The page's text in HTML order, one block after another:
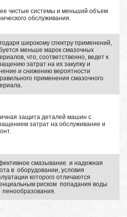
чистые системы и меньший объем
обслуживания.
широкому спектру применений,
меньше марок смазочных
что, соответственно, ведет к
затрат на их закупку и
и снижению вероятности
применения смазочного
защита деталей машин с
затрат на обслуживание и
смазывание и надежная
в оборудовании, условия
которого отличаются
риском попадания воды
пенообразования.